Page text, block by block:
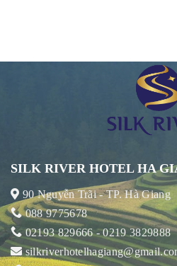
SILK RIVER HOTEL HA
90 Nguyễn Trãi - TP. Hà Giang
088 9775678
02193 829666 - 0219 3829888